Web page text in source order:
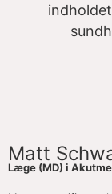
Matt
Læge (MD) i